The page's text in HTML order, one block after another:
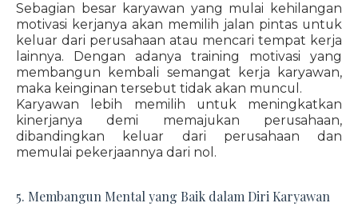
Sebagian besar karyawan yang mulai kehilangan
motivasi kerjanya akan memilih jalan pintas untuk
keluar dari perusahaan atau mencari tempat kerja
lainnya. Dengan adanya training motivasi yang
membangun kembali semangat kerja karyawan,
maka keinginan tersebut tidak akan muncul.
Karyawan lebih memilih untuk meningkatkan
kinerjanya demi memajukan perusahaan,
dibandingkan keluar dari perusahaan dan
memulai pekerjaannya dari nol.
5. Membangun Mental yang Baik dalam Diri Karyawan